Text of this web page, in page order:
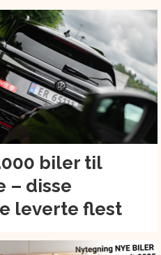
biler til
– disse
leverte flest